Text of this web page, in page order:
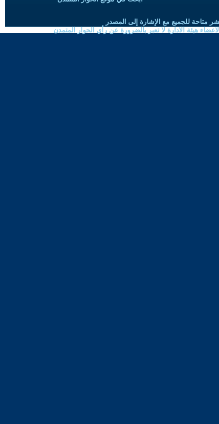
متاحة للجميع مع الإشارة إلى المصدر
هيئة الادارة لا تعبر بالضرورة عن رأي الحوار المتمدن